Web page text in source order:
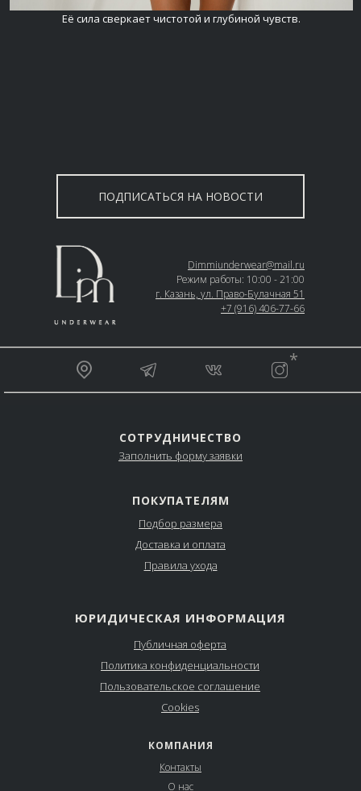
Её сила сверкает чистотой и глубиной чувств.
ПОДПИСАТЬСЯ НА НОВОСТИ
Dimmiunderwear@mail.ru
Режим работы: 10:00 - 21:00
г. Казань, ул. Право-Булачная 51
+7 (916) 406-77-66
*
КОМПАНИЯ
Контакты
О нас
ПОКУПАТЕЛЯМ
СОТРУДНИЧЕСТВО
Подбор размера
Доставка и оплата
Правила ухода
Заполнить форму заявки
ЮРИДИЧЕСКАЯ ИНФОРМАЦИЯ
Публичная оферта
Политика конфиденциальности
Пользовательское соглашение
Cookies